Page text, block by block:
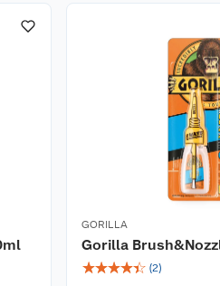
GORILLA
Gorilla
☆☆☆☆☆ (2)